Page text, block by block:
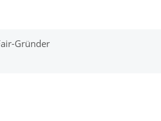
Gründer